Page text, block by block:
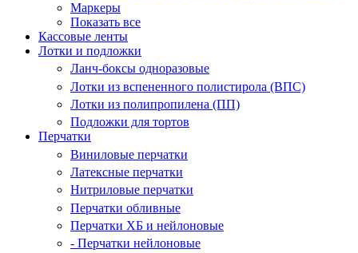
Маркеры
Показать все
Кассовые ленты
Лотки и подложки
Ланч-боксы одноразовые
Лотки из вспененного полистирола (ВПС)
Лотки из полипропилена (ПП)
Подложки для тортов
Перчатки
Виниловые перчатки
Латексные перчатки
Нитриловые перчатки
Перчатки обливные
Перчатки ХБ и нейлоновые
- Перчатки нейлоновые